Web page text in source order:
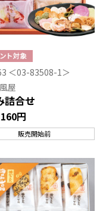
＜03-83508-1＞
屋
詰合せ
円
販売開始前